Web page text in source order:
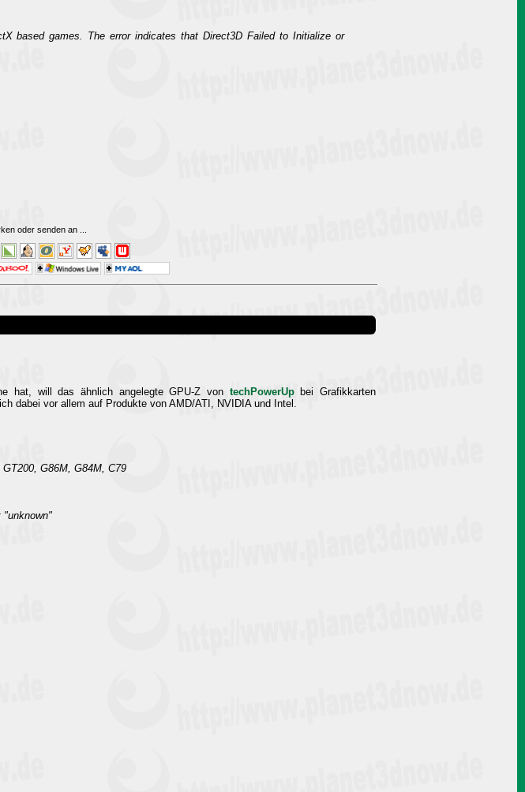
based games. The error indicates that Direct3D Failed to Initialize or
oder senden an
hat, will das ähnlich angelegte GPU-Z von techPowerUpbei Grafikkarten
dabei vor allem auf Produkte von AMD/ATI, NVIDIA und Intel.
G86M, G84M, C79
"unknown"